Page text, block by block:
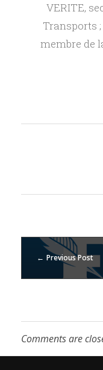
e
u
o
t
VERITE,
Transports ;
membre de
Previous Post
Comments are